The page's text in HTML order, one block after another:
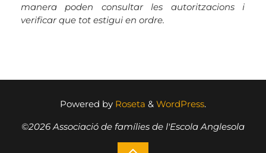
manera poden consultar les autoritzacions i
verificar que tot estigui en ordre.
Powered by Roseta & WordPress.
©2026 Associació de famílies de l'Escola Anglesola